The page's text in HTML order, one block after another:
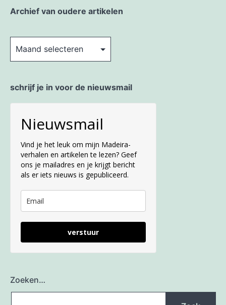
Archief van oudere artikelen
van
oudere
schrijf je in voor de nieuwsmail
Nieuwsmail
Vind je het leuk om mijn Madeira-
verhalen en artikelen te lezen? Geef
ons je mailadres en je krijgt bericht
als er iets nieuws is gepubliceerd.
verstuur
Zoeken…